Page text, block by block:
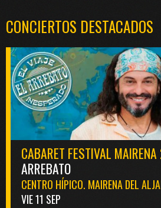
CONCIERTOS DESTACADOS
CABARET FESTIVAL
ARREBATO
CENTRO HÍPICO. MAIRENA DEL
VIE 11 SEP